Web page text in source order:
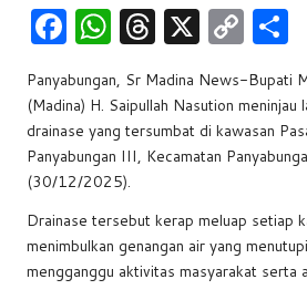
F
a
c
e
b
o
o
k
W
h
at
s
A
p
p
T
hr
e
a
d
s
X C
o
p
y
Li
k
e
Panyabungan, Sr Madina News-Bupati
(Madina) H. Saipullah Nasution meninjau
drainase yang tersumbat di kawasan
Panyabungan III, Kecamatan
(30/12/2025).
Drainase tersebut kerap meluap setiap
menimbulkan genangan air yang
mengganggu aktivitas masyarakat serta